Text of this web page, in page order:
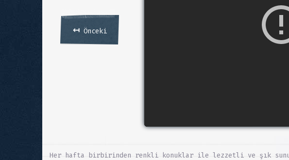
↤Önceki
Her hafta birbirinden renkli konuklar ile lezzetli ve şık